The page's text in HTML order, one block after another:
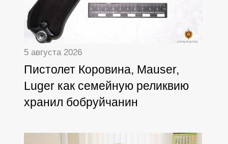
5 августа 2026
Пистолет Коровина, Mauser,
Luger как семейную реликвию
хранил бобруйчанин